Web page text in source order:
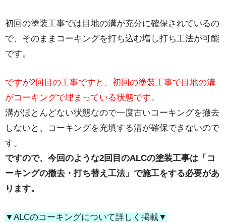
初回の塗装工事では目地の溝が充分に確保されているの
で、そのままコーキングを打ち込む増し打ち工法が可能
です。
ですが2回目の工事ですと、初回の塗装工事で目地の溝
がコーキングで埋まっている状態です。
溝がほとんどない状態なので一度古いコーキングを撤去
しないと、コーキングを充填する溝が確保できないので
す。
ですので、今回のような2回目のALCの塗装工事は「コ
ーキングの撤去・打ち替え工法」で施工をする必要があ
ります。
▼ALCのコーキングについて詳しく掲載▼